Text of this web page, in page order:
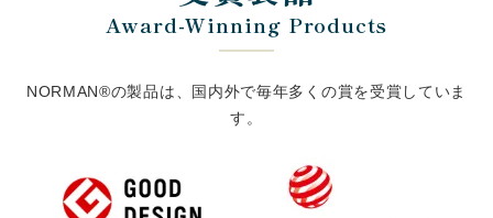
Award-Winning Products
NORMAN®の製品は、国内外で毎年多くの賞を受賞していま
す。